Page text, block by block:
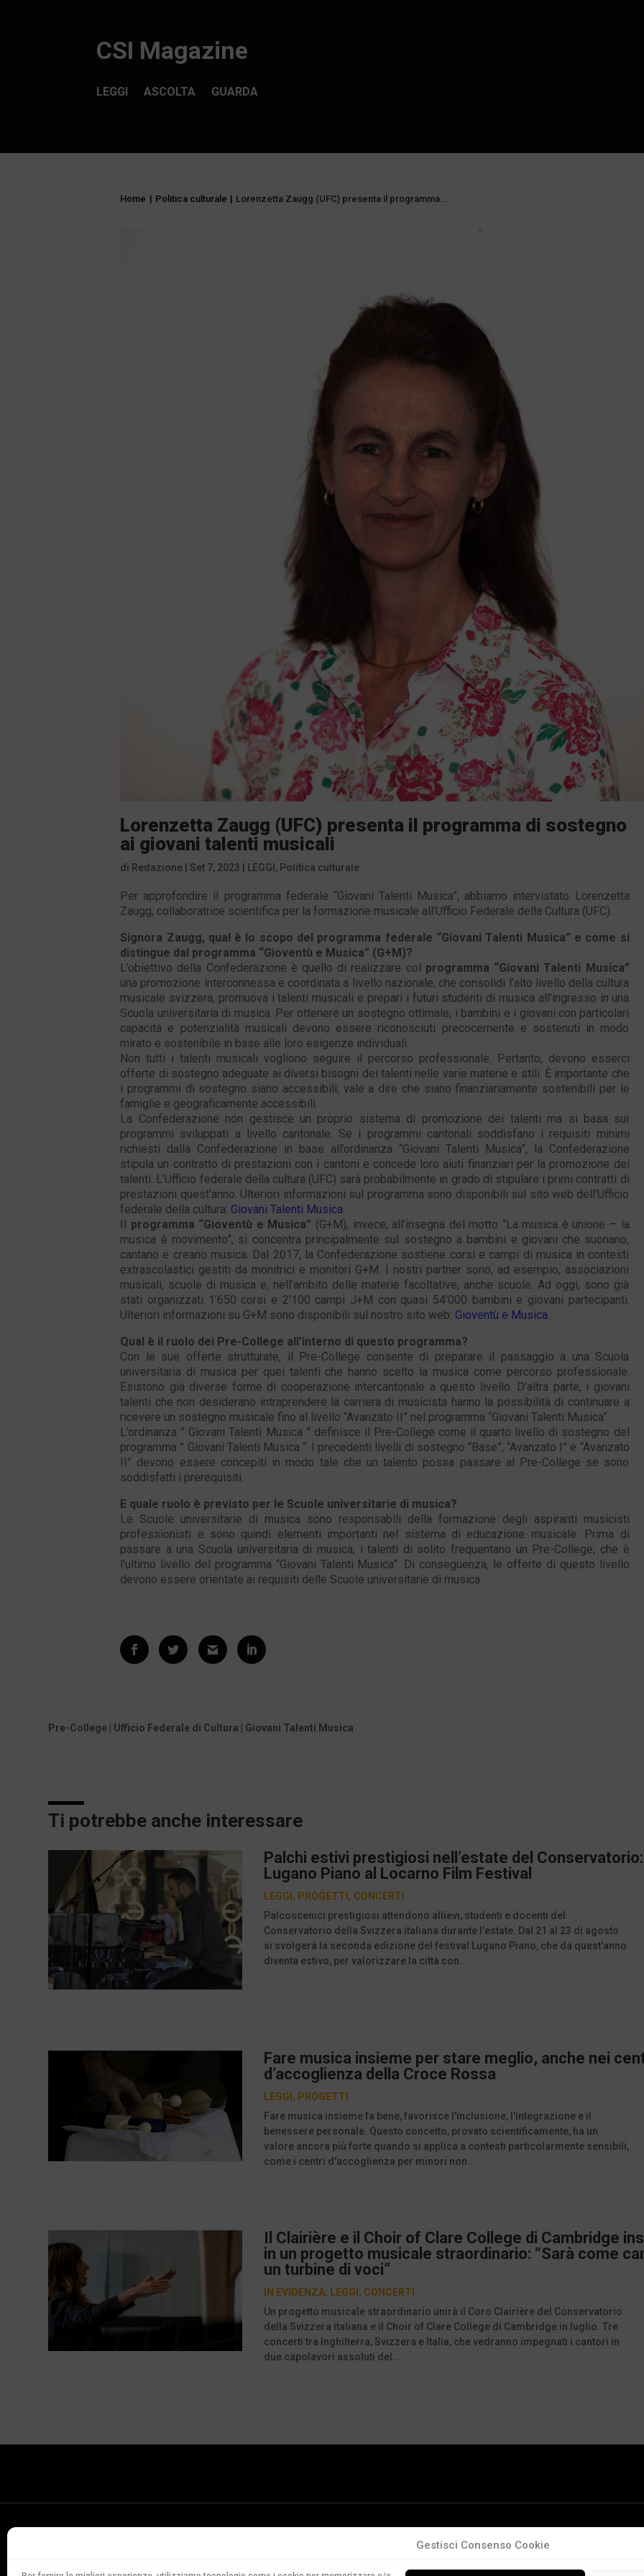
Gestisci Consenso Cookie
CSI Magazine
ASCOLTA GUARDA
LEGGI
Home | Politica culturale | Lorenzetta Zaugg (UFC) presenta il programma...
Lorenzetta Zaugg (UFC) presenta il programma di sostegno
ai giovani talenti musicali
di Redazione Set 7, 2023 LEGGI , Politica culturale
Per approfondire il programma federale “Giovani Talenti Musica”, abbiamo intervistato Lorenzetta
Zaugg, collaboratrice scientifica per la formazione musicale all’Ufficio Federale della Cultura (UFC).
Signora Zaugg, qual è lo scopo del programma federale “Giovani Talenti Musica” e come si
distingue dal programma “Gioventù e Musica” (G+M)?
L’obiettivo della Confederazione è quello di realizzare col programma “Giovani Talenti Musica”
una promozione interconnessa e coordinata a livello nazionale, che consolidi l’alto livello della cultura
musicale svizzera, promuova i talenti musicali e prepari i futuri studenti di musica all’ingresso in una
Scuola universitaria di musica. Per ottenere un sostegno ottimale, i bambini e i giovani con particolari
capacità e potenzialità musicali devono essere riconosciuti precocemente e sostenuti in modo
mirato e sostenibile in base alle loro esigenze individuali.
Non tutti i talenti musicali vogliono seguire il percorso professionale. Pertanto, devono esserci
offerte di sostegno adeguate ai diversi bisogni dei talenti nelle varie materie e stili. È importante che
i programmi di sostegno siano accessibili, vale a dire che siano finanziariamente sostenibili per le
famiglie e geograficamente accessibili.
La Confederazione non gestisce un proprio sistema di promozione dei talenti ma si basa sui
programmi sviluppati a livello cantonale. Se i programmi cantonali soddisfano i requisiti minimi
richiesti dalla Confederazione in base all’ordinanza “Giovani Talenti Musica”, la Confederazione
stipula un contratto di prestazioni con i cantoni e concede loro aiuti finanziari per la promozione dei
talenti. L’Ufficio federale della cultura (UFC) sarà probabilmente in grado di stipulare i primi contratti di
prestazioni quest’anno. Ulteriori informazioni sul programma sono disponibili sul sito web dell’Ufficio
federale della cultura: Giovani Talenti Musica.
Il programma “Gioventù e Musica” (G+M), invece, all’insegna del motto “La musica è unione – la
musica è movimento”, si concentra principalmente sul sostegno a bambini e giovani che suonano,
cantano e creano musica. Dal 2017, la Confederazione sostiene corsi e campi di musica in contesti
extrascolastici gestiti da monitrici e monitori G+M. I nostri partner sono, ad esempio, associazioni
musicali, scuole di musica e, nell’ambito delle materie facoltative, anche scuole. Ad oggi, sono già
stati organizzati 1’650 corsi e 2’100 campi J+M con quasi 54’000 bambini e giovani partecipanti.
Ulteriori informazioni su G+M sono disponibili sul nostro sito web: Gioventù e Musica.
Qual è il ruolo dei Pre-College all’interno di questo programma?
Con le sue offerte strutturate, il Pre-College consente di preparare il passaggio a una Scuola
universitaria di musica per quei talenti che hanno scelto la musica come percorso professionale.
Esistono già diverse forme di cooperazione intercantonale a questo livello. D’altra parte, i giovani
talenti che non desiderano intraprendere la carriera di musicista hanno la possibilità di continuare a
ricevere un sostegno musicale fino al livello “Avanzato II” nel programma “Giovani Talenti Musica”.
L’ordinanza ” Giovani Talenti Musica ” definisce il Pre-College come il quarto livello di sostegno del
programma ” Giovani Talenti Musica “. I precedenti livelli di sostegno “Base”, “Avanzato I” e “Avanzato
II” devono essere concepiti in modo tale che un talento possa passare al Pre-College se sono
soddisfatti i prerequisiti.
E quale ruolo è previsto per le Scuole universitarie di musica?
Le Scuole universitarie di musica sono responsabili della formazione degli aspiranti musicisti
professionisti e sono quindi elementi importanti nel sistema di educazione musicale. Prima di
passare a una Scuola universitaria di musica, i talenti di solito frequentano un Pre-College, che è
l’ultimo livello del programma “Giovani Talenti Musica”. Di conseguenza, le offerte di questo livello
devono essere orientate ai requisiti delle Scuole universitarie di musica.
Pre-College | Ufficio Federale di Cultura | Giovani Talenti Musica
Ti potrebbe anche interessare
Palchi estivi prestigiosi nell’estate del
Lugano Piano al Locarno Film Festival
LEGGI , PROGETTI , CONCERTI
Palcoscenici prestigiosi attendono allievi, studenti e docenti del
Conservatorio della Svizzera italiana durante l'estate. Dal 21 al 23 di agosto
si svolgerà la seconda edizione del festival Lugano Piano, che da quest'anno
diventa estivo, per valorizzare la città con...
Fare musica insieme per stare meglio, anche nei
d’accoglienza della Croce Rossa
LEGGI, PROGETTI
Fare musica insieme fa bene, favorisce l'inclusione, l'integrazione e il
benessere personale. Questo concetto, provato scientificamente, ha un
valore ancora più forte quando si applica a contesti particolarmente sensibili,
come i centri d'accoglienza per minori non...
Il Clairière e il Choir of Clare College di Cambridge
in un progetto musicale straordinario: “Sarà come
un turbine di voci”
IN EVIDENZA, LEGGI, CONCERTI
Un progetto musicale straordinario unirà il Coro Clairière del Conservatorio
della Svizzera italiana e il Choir of Clare College di Cambridge in luglio. Tre
concerti tra Inghilterra, Svizzera e Italia, che vedranno impegnati i cantori in
due capolavori assoluti del...